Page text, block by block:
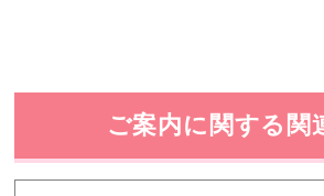
ご案内に関する関